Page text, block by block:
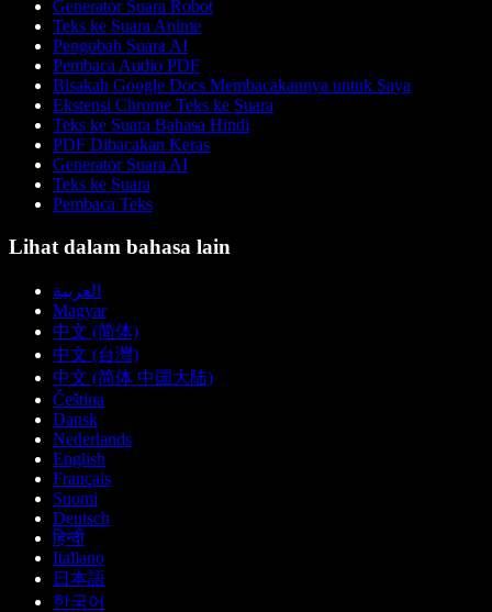
Generator Suara Robot
Teks ke Suara Anime
Pengubah Suara AI
Pembaca Audio PDF
Bisakah Google Docs Membacakannya untuk Saya
Ekstensi Chrome Teks ke Suara
Teks ke Suara Bahasa Hindi
PDF Dibacakan Keras
Generator Suara AI
Teks ke Suara
Pembaca Teks
Lihat dalam bahasa lain
العربية
Magyar
中文 (简体)
中文 (台灣)
中文 (简体 中国大陆)
Čeština
Dansk
Nederlands
English
Français
Suomi
Deutsch
हिन्दी
Italiano
日本語
한국어